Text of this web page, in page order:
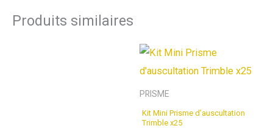
Produits similaires
PRISME
Kit Mini Prisme d’auscultation
Trimble x25